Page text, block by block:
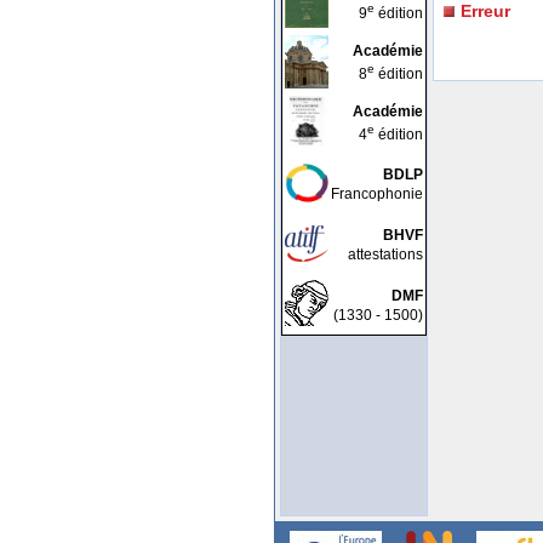
9e édition
Académie
8e édition
Académie
4e édition
BDLP
Francophonie
BHVF
attestations
DMF
(1330 - 1500)
Erreur